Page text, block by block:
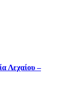
Λεχαίου –